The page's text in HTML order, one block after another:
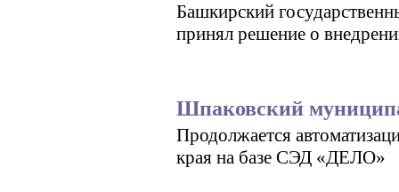
Башкирский
принял решение о
Шпаковский
Продолжается
края на базе СЭД «ДЕЛО»